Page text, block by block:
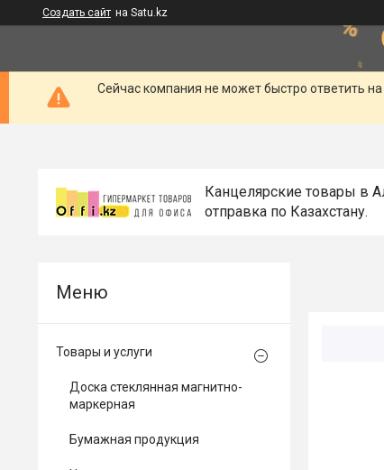
Создать сайт на Satu.kz
Сейчас компания не может быстро ответить
Канцелярские товары в
отправка по Казахстану.
Товары и услуги
Доска стеклянная магнитно-
маркерная
Бумажная продукция